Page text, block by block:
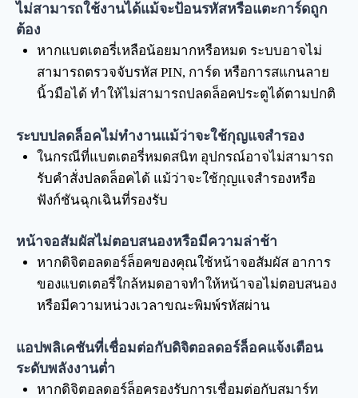
ไม่สามารถใช้งานได้แม้จะป้อนรหัสหรือแตะการ์ดถูก
ต้อง
หากแบตเตอรี่เหลือน้อยมากหรือหมด ระบบอาจไม่
สามารถตรวจจับรหัส PIN, การ์ด หรือการสแกนลาย
นิ้วมือได้ ทำให้ไม่สามารถปลดล็อคประตูได้ตามปกติ
ระบบปลดล็อคไม่ทำงานแม้ว่าจะใช้กุญแจสำรอง
ในกรณีที่แบตเตอรี่หมดสนิท อุปกรณ์อาจไม่สามารถ
รับคำสั่งปลดล็อคได้ แม้ว่าจะใช้กุญแจสำรองหรือ
ฟังก์ชันฉุกเฉินที่รองรับ
หน้าจอสัมผัสไม่ตอบสนองหรือมีความล่าช้า
หากดิจิตอลดอร์ล็อคของคุณใช้หน้าจอสัมผัส อาการ
ของแบตเตอรี่ใกล้หมดอาจทำให้หน้าจอไม่ตอบสนอง
หรือมีความหน่วงเวลาขณะพิมพ์รหัสผ่าน
แอปพลิเคชันที่เชื่อมต่อกับดิจิตอลดอร์ล็อคแจ้งเตือน
ระดับพลังงานต่ำ
หากดิจิตอลดอร์ล็อครองรับการเชื่อมต่อกับสมาร์ท